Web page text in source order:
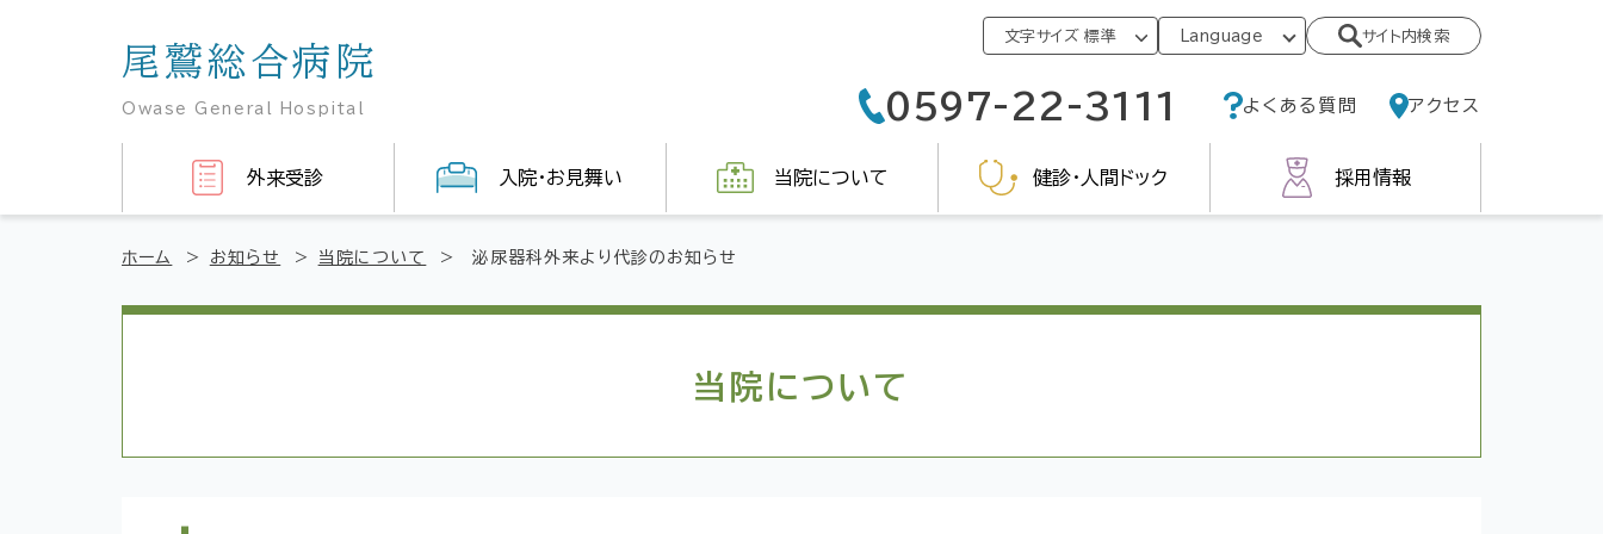
尾鷲総合病院
Owase General Hospital
サイト内検索
0597-22-3111 よくある質問 アクセス
外来受診 入院・お見舞い 当院について 健診・人間ドック 採用情報
ホーム > お知らせ > 当院について > 泌尿器科外来より代診のお知らせ
当院について